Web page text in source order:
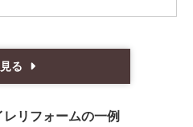
る
リフォームの一例